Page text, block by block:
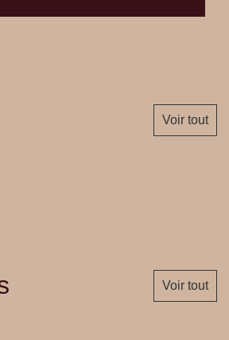
Voir tout
Voir tout